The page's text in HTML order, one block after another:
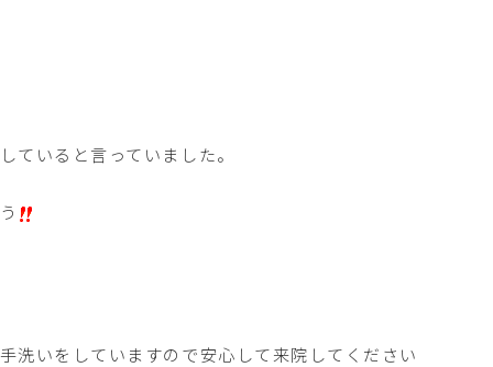
ていると言っていました。
洗いをしていますので安心して来院してください